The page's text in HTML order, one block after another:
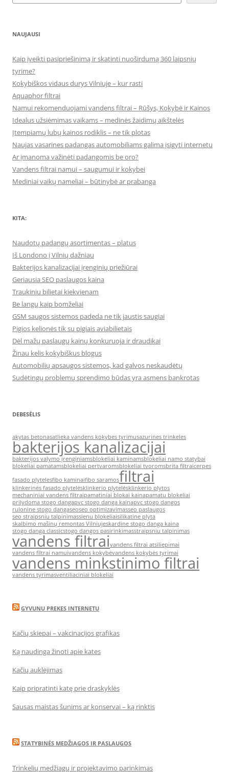
NAUJAUSI
Kaip įveikti pasipriešinimą ir skatinti nuoširdumą 360 laipsnių
tyrime?
Kokybiškos vidaus durys Vilniuje – kur rasti
Aquaphor filtrai
Namui rekomenduojami vandens filtrai – Rūšys, Kokybė ir Kainos
Idealus užsiėmimas vaikams – medinės žaidimų aikštelės
Įtempiamų lubų kainos rodiklis – ne tik plotas
Naujas vasarines padangas automobiliams galima įsigyti internetu
Ar įmanoma važinėti padangomis be oro?
Vandens filtrai namui – saugumui ir kokybei
Mediniai vaikų nameliai – būtinybė ar prabanga
KITA:
Naudotų padangų asortimentas – platus
Iš Londono į Vilnių dažniau
Bakterijos kanalizacijai įrenginių priežiūrai
Geriausia SEO paslaugos kaina
Traukiniu bilietai kiekvienam
Be langų kaip bomželiai
GSM saugos sistemos padeda ne tik jaustis saugiai
Pigios kelionės tik su pigiais aviabilietais
Dėl mažų paslaugų kainų konkuruoja ir draudikai
Žinau kelis kokybiškus blogus
Automobilių apsaugos sistemos, kad galvos neskaudėtų
Sudėtingų problemų sprendimo būdas yra asmens bankrotas
DEBESĖLIS
akytas betonasatlieka vandens kokybes tyrimusazurines trinkeles
bakterijos kanalizacijai
bakterijos valymo įrenginiamsblokeliai kaminamsblokeliai namo statybai
blokeliai pamatamsblokeliai pertvaromsblokeliai tvoromsbrita filtraicerpes
fasado plytelesfibo kaminaifibo saramosfiltrai
klinkerinės fasado plytelėsklinkerio plytelėsklinkerio plytos
mechaniniai vandens filtraipamatiniai blokai kainapamatu blokeliai
prilydoma stogo dangapvc stogo danga kainapvc stogo dangos
rulonine stogo dangaseoseo optimizavimasseo paslaugos
seo straipsniu talpinimassienu blokeliaisilikatine plyta
skalbimo mašinų remontas Vilniujeskardine stogo danga kaina
stogo danga classicstogo dangos pasirinkimasstraipsniu talpinimas
vandens filtraivandens filtrai atsiliepimai
vandens filtrai namuivandens kokybėvandens kokybės tyrimai
vandens minkstinimo filtrai
vandens tyrimasventiliaciniai blokeliai
GYVUNU PREKES INTERNETU
Kačių skiepai – vakcinacijos grafikas
Ką naudinga žinoti apie kates
Kačių auklėjimas
Kaip pripratinti katę prie draskyklės
Sausas maistas šunims ar konservai – ką rinktis
STATYBINĖS MEDŽIAGOS IR PASLAUGOS
Trinkelių medžiagų ir projektavimo parinkimas